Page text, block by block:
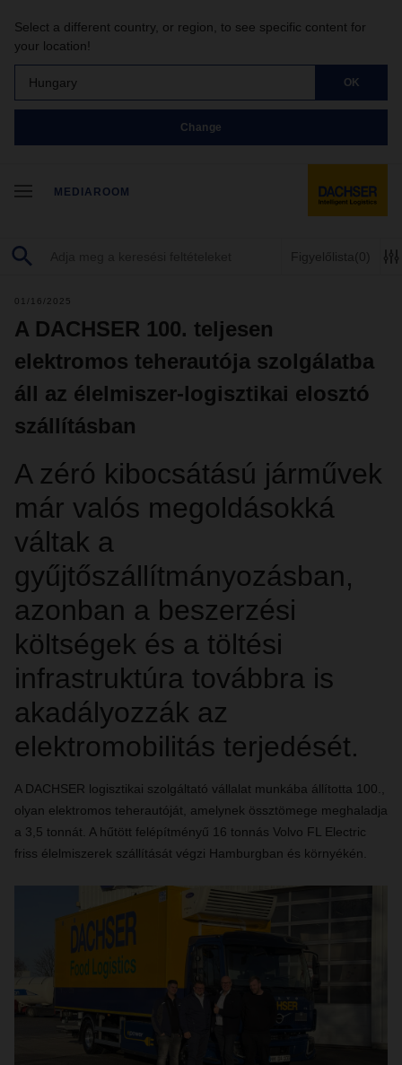
Select a different country, or region, to see specific content for
your location!
Hungary OK
Change
MEDIAROOM
Figyelőlista (0)
01/16/2025
A DACHSER 100. teljesen
elektromos teherautója szolgálatba
áll az élelmiszer-logisztikai elosztó
szállításban
A zéró kibocsátású járművek
már valós megoldásokká
váltak a
gyűjtőszállítmányozásban,
azonban a beszerzési
költségek és a töltési
infrastruktúra továbbra is
akadályozzák az
elektromobilitás terjedését.
A DACHSER logisztikai szolgáltató vállalat munkába állította 100.,
olyan elektromos teherautóját, amelynek össztömege meghaladja
a 3,5 tonnát. A hűtött felépítményű 16 tonnás Volvo FL Electric
friss élelmiszerek szállítását végzi Hamburgban és környékén.